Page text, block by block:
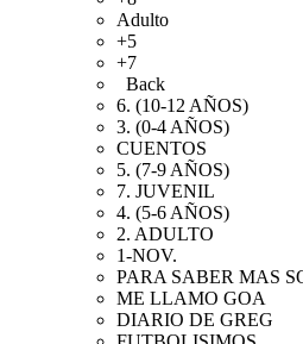
Adulto
+5
+7
Back
6. (10-12 AÑOS)
3. (0-4 AÑOS)
CUENTOS
5. (7-9 AÑOS)
7. JUVENIL
4. (5-6 AÑOS)
2. ADULTO
1-NOV.
PARA SABER MAS
ME LLAMO GOA
DIARIO DE GREG